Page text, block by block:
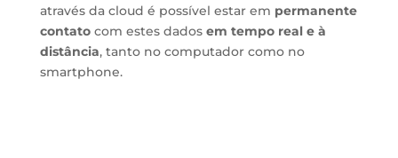
através da cloud é possível estar em permanente
contatocom estes dados em tempo real e à
distância, tanto no computador como no
smartphone.